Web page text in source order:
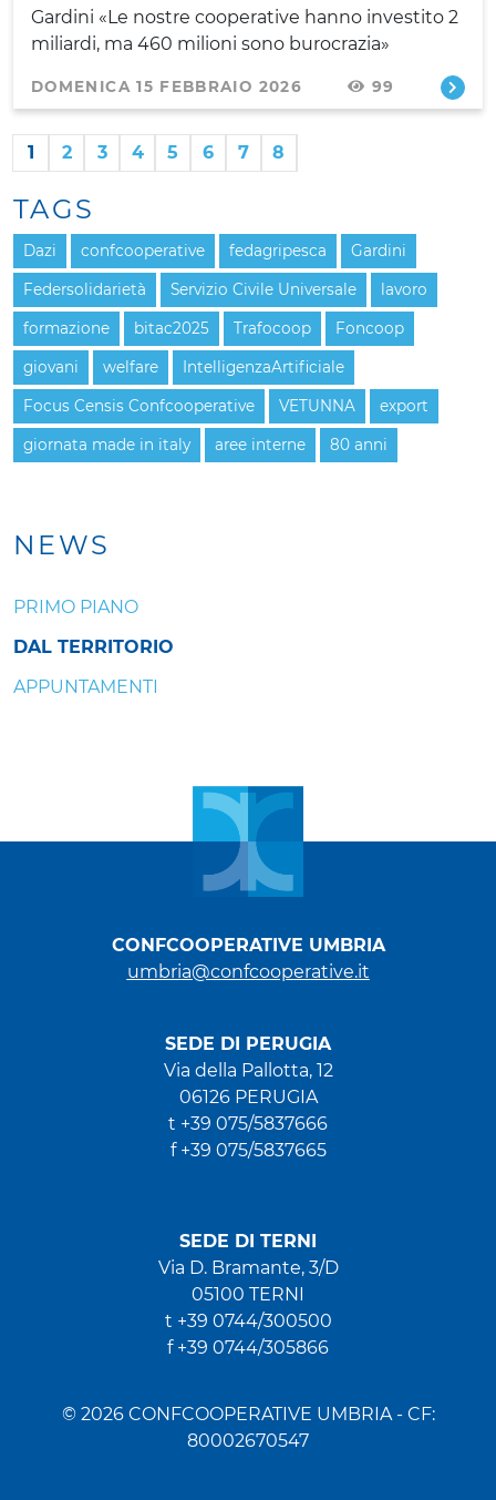
Gardini «Le nostre cooperative hanno investito 2
miliardi, ma 460 milioni sono burocrazia»
DOMENICA 15 FEBBRAIO 2026 99
1 2 3 4 5 6 7 8
NEWS
PRIMO PIANO
DAL TERRITORIO
APPUNTAMENTI
TAGS
Dazi confcooperative fedagripesca Gardini
Federsolidarietà Servizio Civile Universale lavoro
formazione bitac2025 Trafocoop Foncoop
giovani welfare IntelligenzaArtificiale
Focus Censis Confcooperative VETUNNA export
giornata made in italy aree interne 80 anni
CONFCOOPERATIVE UMBRIA
umbria@confcooperative.it
SEDE DI PERUGIA
Via della Pallotta, 12
06126 PERUGIA
t +39 075/5837666
f +39 075/5837665
SEDE DI TERNI
Via D. Bramante, 3/D
05100 TERNI
t +39 0744/300500
f +39 0744/305866
© 2026 CONFCOOPERATIVE UMBRIA - CF:
80002670547